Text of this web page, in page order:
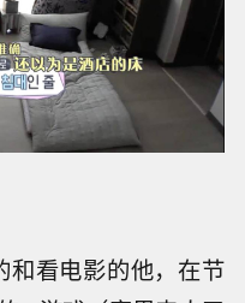
和看电影的他，在节